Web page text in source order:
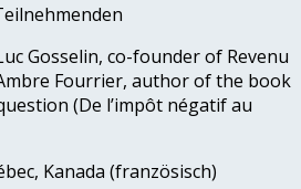
Gosselin, co-founder of Revenu
Fourrier, author of the book
(De l’impôt négatif au
Kanada (französisch)